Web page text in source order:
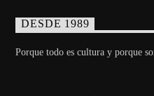
DESDE 1989
Porque todo es cultura y porque